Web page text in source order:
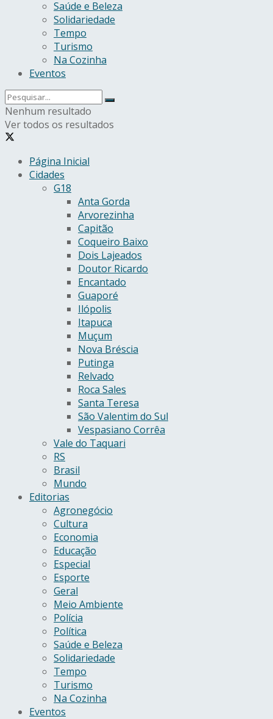
Saúde e Beleza
Solidariedade
Tempo
Turismo
Na Cozinha
Eventos
Nenhum resultado
Ver todos os resultados
Página Inicial
Cidades
G18
Anta Gorda
Arvorezinha
Capitão
Coqueiro Baixo
Dois Lajeados
Doutor Ricardo
Encantado
Guaporé
Ilópolis
Itapuca
Muçum
Nova Bréscia
Putinga
Relvado
Roca Sales
Santa Teresa
São Valentim do Sul
Vespasiano Corrêa
Vale do Taquari
RS
Brasil
Mundo
Editorias
Agronegócio
Cultura
Economia
Educação
Especial
Esporte
Geral
Meio Ambiente
Polícia
Política
Saúde e Beleza
Solidariedade
Tempo
Turismo
Na Cozinha
Eventos